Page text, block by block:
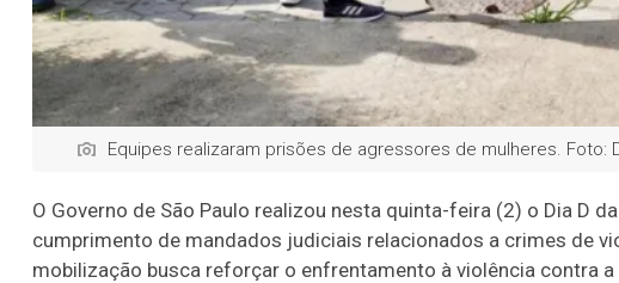
Equipes realizaram prisões de agressores de mulheres. Foto:
O Governo de São Paulo realizou nesta quinta-feira (2) o Dia D
cumprimento de mandados judiciais relacionados a crimes de
mobilização busca reforçar o enfrentamento à violência contra